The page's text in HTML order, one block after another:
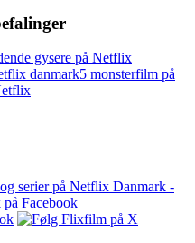
gysere på Netflix
5 monsterfilm på
serier på Netflix Danmark -
Facebook